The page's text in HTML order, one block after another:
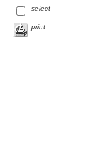
select
print